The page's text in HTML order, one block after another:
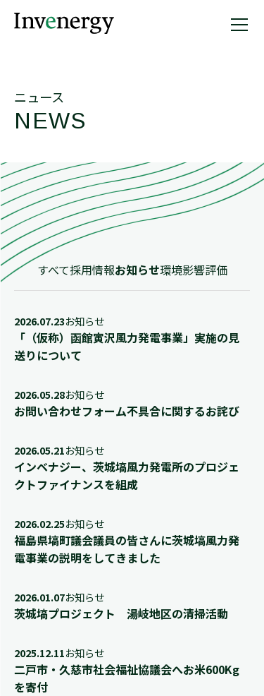
ニュース
NEWS
すべて採用情報お知らせ環境影響評価
2026.07.23お知らせ
「（仮称）函館寅沢風力発電事業」実施の見
送りについて
2026.05.28お知らせ
お問い合わせフォーム不具合に関するお詫び
2026.05.21お知らせ
インベナジー、茨城塙風力発電所のプロジェ
クトファイナンスを組成
2026.02.25お知らせ
福島県塙町議会議員の皆さんに茨城塙風力発
電事業の説明をしてきました
2026.01.07お知らせ
茨城塙プロジェクト 湯岐地区の清掃活動
2025.12.11お知らせ
二戸市・久慈市社会福祉協議会へお米600Kg
を寄付